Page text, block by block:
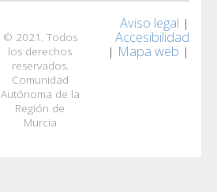
© 2021. Todos
los derechos
reservados.
Comunidad
Autónoma de la
Región de
Murcia
Aviso legal |
Accesibilidad
| Mapa web |